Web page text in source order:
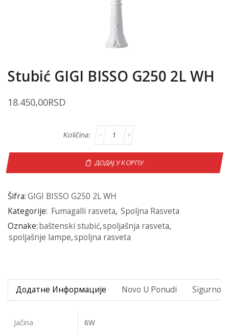
Stubić GIGI BISSO G250 2L WH
18.450,00RSD
ДОДАЈ У КОРПУ
Šifra:GIGI BISSO G250 2L WH
Kategorije: Fumagalli rasveta, Spoljna Rasveta
Oznake:baštenski stubić,spoljašnja rasveta,
spoljašnje lampe,spoljna rasveta
Додатне Информације Novo U Ponudi Sigurno
Jačina 6W